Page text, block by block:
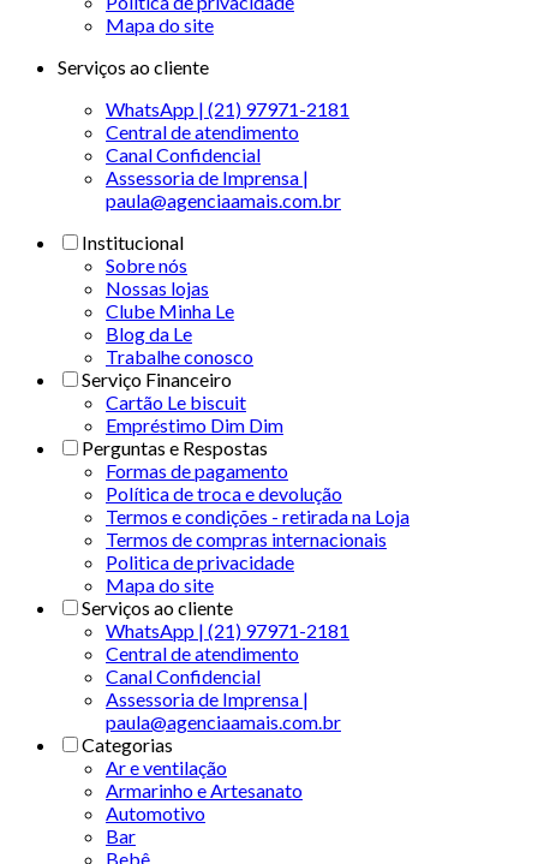
Mapa do site
Serviços ao cliente
WhatsApp | (21) 97971-2181
Central de atendimento
Canal Confidencial
Assessoria de Imprensa |
paula@agenciaamais.com.br
Institucional
Sobre nós
Nossas lojas
Clube Minha Le
Blog da Le
Trabalhe conosco
Serviço Financeiro
Cartão Le biscuit
Empréstimo Dim Dim
Perguntas e Respostas
Formas de pagamento
Política de troca e devolução
Termos e condições - retirada na Loja
Termos de compras internacionais
Politica de privacidade
Mapa do site
Serviços ao cliente
WhatsApp | (21) 97971-2181
Central de atendimento
Canal Confidencial
Assessoria de Imprensa |
paula@agenciaamais.com.br
Categorias
Ar e ventilação
Armarinho e Artesanato
Automotivo
Bar
Bebê